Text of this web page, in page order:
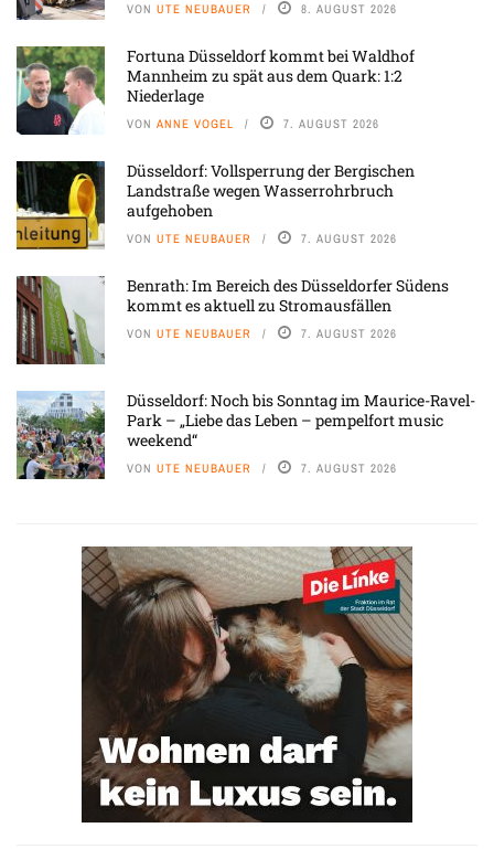
VON UTE NEUBAUER 8. AUGUST 2026
Fortuna Düsseldorf kommt bei Waldhof
Mannheim zu spät aus dem Quark: 1:2
Niederlage
VON ANNE VOGEL 7. AUGUST 2026
Düsseldorf: Vollsperrung der Bergischen
Landstraße wegen Wasserrohrbruch
aufgehoben
VON UTE NEUBAUER 7. AUGUST 2026
Benrath: Im Bereich des Düsseldorfer Südens
kommt es aktuell zu Stromausfällen
VON UTE NEUBAUER 7. AUGUST 2026
Düsseldorf: Noch bis Sonntag im Maurice-Ravel-
Park – „Liebe das Leben – pempelfort music
weekend“
VON UTE NEUBAUER 7. AUGUST 2026